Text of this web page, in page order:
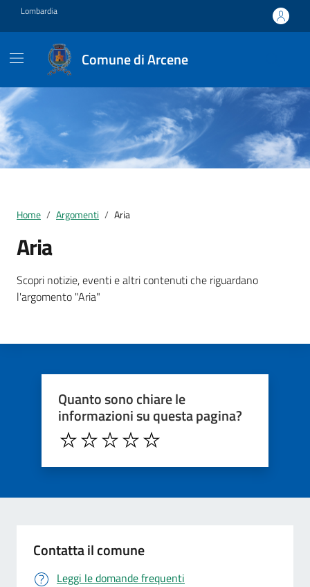
Vai ai contenuti
Vai al footer
Lombardia
Comune di Arcene
Home Argomenti Aria
Aria
Dettagli della notizia
Scopri notizie, eventi e altri contenuti che riguardano
l'argomento "Aria"
Quanto sono chiare le
informazioni su questa pagina?
Contatta il comune
Leggi le domande frequenti